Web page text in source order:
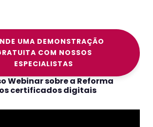
UMA DEMONSTRAÇÃO
COM NOSSOS
ESPECIALISTAS
Webinar sobre a Reforma
certificados digitais